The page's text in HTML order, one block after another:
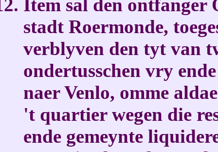
Item sal den ontfanger
stadt Roermonde,
verblyven den tyt van
ondertusschen vry
naer Venlo, omme
't quartier wegen die
ende gemeynte